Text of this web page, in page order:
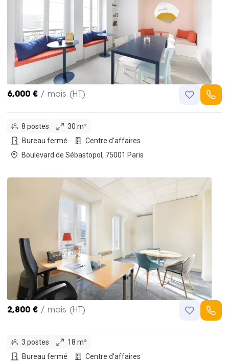
6,000 € / mois (HT)
8 postes
30 m²
Bureau fermé
Centre d'affaires
Boulevard de Sébastopol, 75001 Paris
2,800 € / mois (HT)
3 postes
18 m²
Bureau fermé
Centre d'affaires